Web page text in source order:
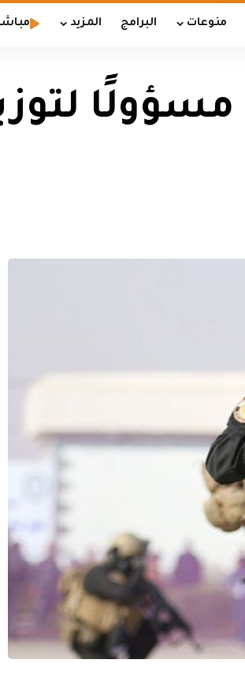
منوعات البرامج المزيد